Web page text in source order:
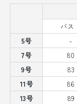
バス
5号
-
7号
80
9号
83
11号
86
13号
89